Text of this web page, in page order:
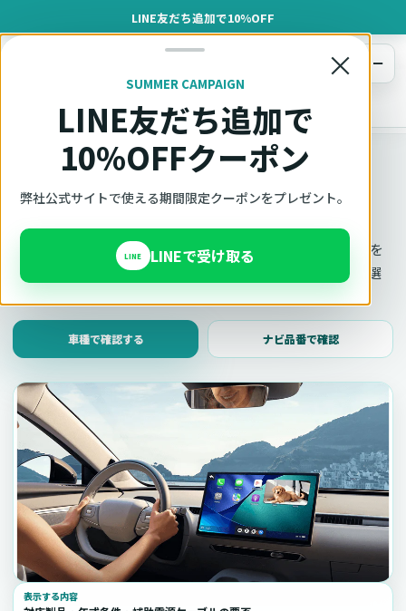
LINE友だち追加で10%OFF
×
SUMMER CAMPAIGN
LINE友だち追加で
10%OFFクーポン
弊社公式サイトで使える期間限定クーポンをプレゼント。
LINE LINEで受け取る
オットキャスト
メニュー
車種適合確認
車種適合確認
車種と年式で適合確認
Ottocast（オットキャスト）の対応製品、条件、注意事項を
このページ内で見られます。 迷った場合は、車種と年式を選
車種で確認する ナビ品番で確認
表示する内容